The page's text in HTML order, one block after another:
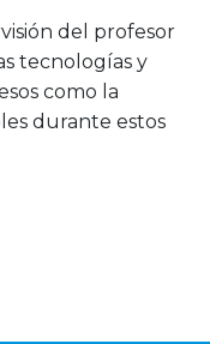
del profesor
tecnologías y
como la
durante estos